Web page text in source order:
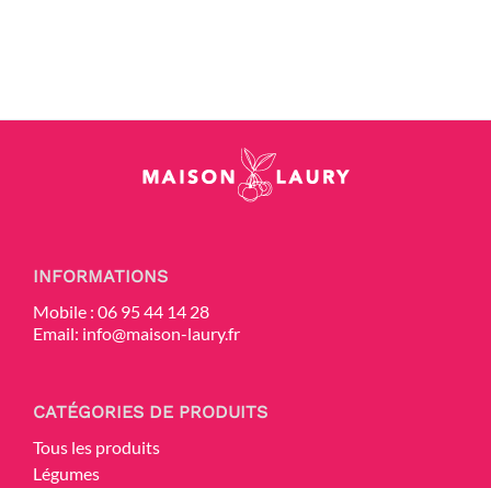
INFORMATIONS
Mobile : 06 95 44 14 28
Email: info@maison-laury.fr
CATÉGORIES DE PRODUITS
Tous les produits
Légumes